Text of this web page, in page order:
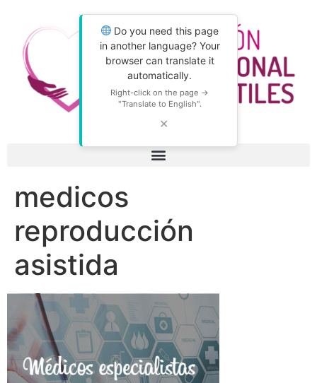
Do you need this page
in another language? Your
browser can translate it
automatically.
Right-click on the page →
"Translate to English".
✕
medicos
reproducción
asistida